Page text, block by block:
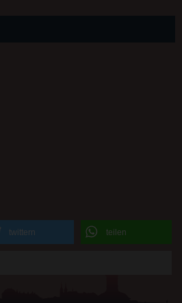
twittern teilen